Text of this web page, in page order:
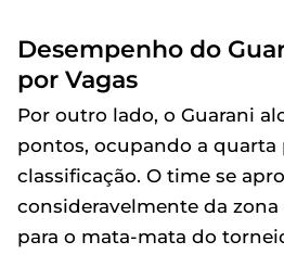
Desempenho do
por Vagas
Por outro lado, o Guarani
pontos, ocupando a quarta
classificação. O time se
consideravelmente da zona
para o mata-mata do